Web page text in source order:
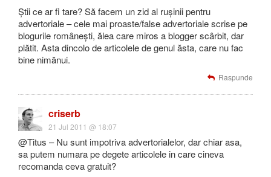
Știi ce ar fi tare? Să facem un zid al rușinii pentru
advertoriale – cele mai proaste/false advertoriale scrise pe
blogurile românești, ălea care miros a blogger scârbit, dar
plătit. Asta dincolo de articolele de genul ăsta, care nu fac
bine nimănui.
Raspunde
criserb
21 Jul 2011 @ 18:07
@Titus – Nu sunt impotriva advertorialelor, dar chiar asa,
sa putem numara pe degete articolele in care cineva
recomanda ceva gratuit?